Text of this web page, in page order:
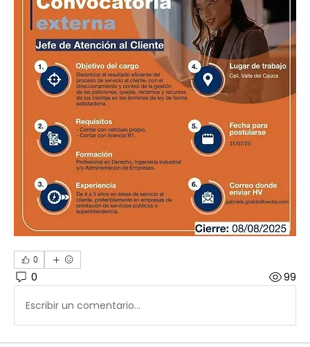
0
0 99
Escribir un comentario...